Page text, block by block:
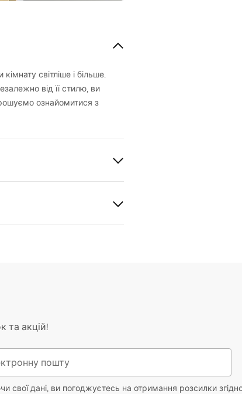
світліше і більше.
від її стилю, ви
ознайомитися з
та акцій!
свої дані, ви погоджуєтесь на отримання розсилки